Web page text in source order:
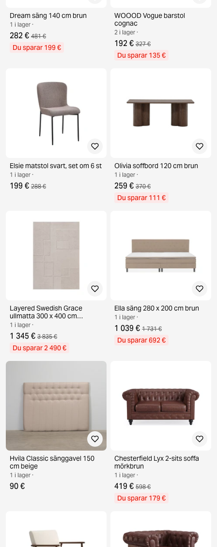
Dream säng 140 cm brun
1 i lager ·
282 € 481 €
Du sparar 199 €
WOOOD Vogue barstol
cognac
2 i lager ·
192 € 327 €
Du sparar 135 €
Elsie matstol svart, set om 6 st
1 i lager ·
199 € 288 €
Olivia soffbord 120 cm brun
1 i lager ·
259 € 370 €
Du sparar 111 €
Layered Swedish Grace
ullmatta 300 x 400 cm
Oatmeal
1 i lager ·
1 345 € 3 835 €
Du sparar 2 490 €
Ella säng 280 x 200 cm brun
1 i lager ·
1 039 € 1 731 €
Du sparar 692 €
Hvila Classic sänggavel 150
cm beige
1 i lager ·
90 €
Chesterfield Lyx 2-sits soffa
mörkbrun
1 i lager ·
419 € 598 €
Du sparar 179 €